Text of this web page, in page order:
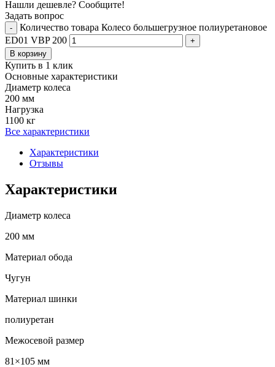
Нашли дешевле? Сообщите!
Задать вопрос
-
Количество товара Колесо большегрузное полиуретановое
ED01 VBP 200
+
В корзину
Купить в 1 клик
Основные характеристики
Диаметр колеса
200 мм
Нагрузка
1100 кг
Все характеристики
Характеристики
Отзывы
Характеристики
Диаметр колеса
200 мм
Материал обода
Чугун
Материал шинки
полиуретан
Межосевой размер
81×105 мм